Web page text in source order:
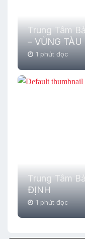
Trung Tâm
– VŨNG TÀU
1 phút đọc
Trung Tâm
ĐỊNH
1 phút đọc